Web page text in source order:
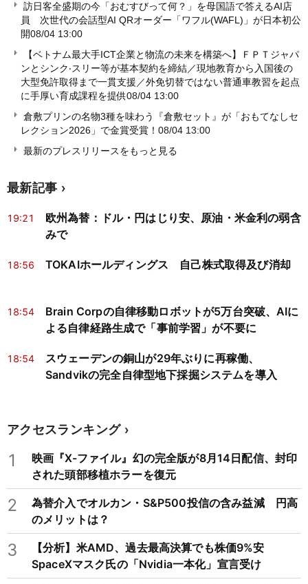
訪日客全盛期の今「おむすびって何？」を母国語で答えるAI店
員 次世代の会話型AI QRオーダー「ワフル(WAFL)」が日本初公
開08/04 13:00
【ベトナム最大手ICT企業と物流の未来を構築へ】ＦＰＴジャパ
ンとシンク‧スリー等が基本契約を締結／現地教育から入国後の
大型免許取得まで一貫支援／外免切替ではない普通車教習を起点
に手厚い育成課程を提供08/04 13:00
倉敷プリンの名物3種を味わう『倉敷セット』が「おもてなしセ
レクション2026」で金賞受賞！ 08/04 13:00
最新のプレスリリースをもっと見る
最新記事
19:21
欧州為替：ドル・円はじり安、原油・米金利の弱含
みで
18:56 TOKAIホールディングス 自己株式取得及び消却
18:54
Brain Corpの自律移動ロボットが5万台突破、AIに
よる自律経路生成で「事前学習」が不要に
18:54
スウェーデンの銅山が29年ぶりに再稼働、
Sandvikの完全自律型地下採掘システムを導入
アクセスランキング
1
映画『X-ファイル』幻の完全版が8月14日配信、封印
された頭部移植ホラーを復元
2
為替介入でオルカン・S&P500投信の含み益減 円高
のメリットは？
3
【分析】米AMD、過去最高決算でも株価9%安
SpaceXマスク氏の「Nvidia一本化」宣言受け